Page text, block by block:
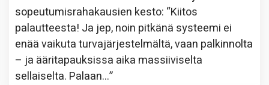
sopeutumisrahakausien kesto: “Kiitos
palautteesta! Ja jep, noin pitkänä systeemi ei
enää vaikuta turvajärjestelmältä, vaan palkinnolta
– ja ääritapauksissa aika massiiviselta
sellaiselta. Palaan…”